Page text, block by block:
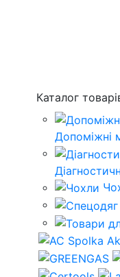
Каталог
Допоміжні